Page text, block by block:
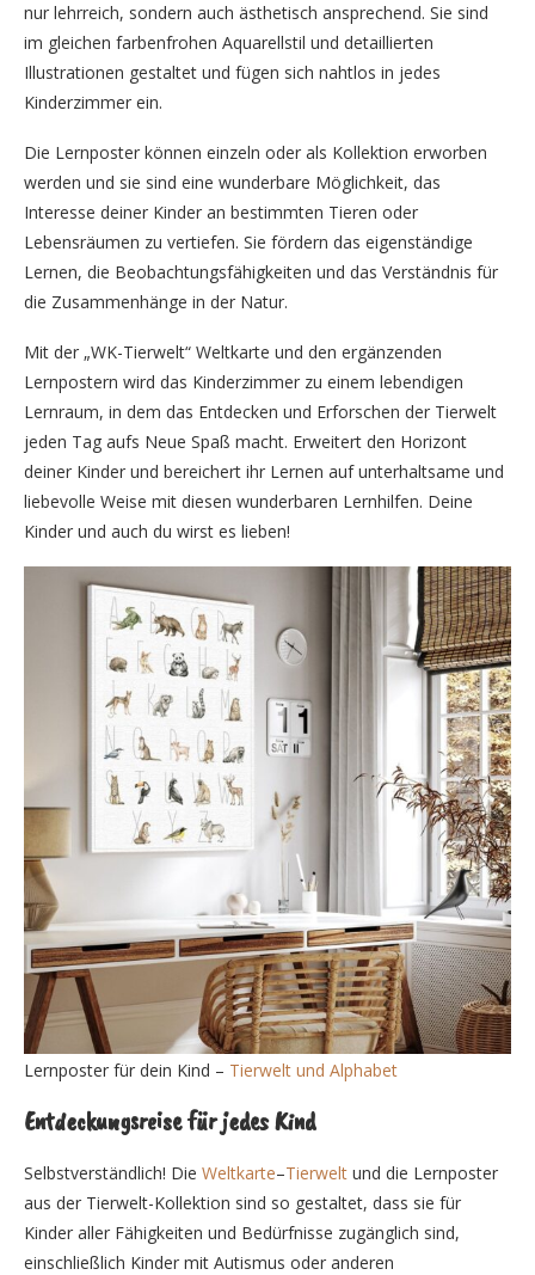
nur lehrreich, sondern auch ästhetisch ansprechend. Sie sind
im gleichen farbenfrohen Aquarellstil und detaillierten
Illustrationen gestaltet und fügen sich nahtlos in jedes
Kinderzimmer ein.
Die Lernposter können einzeln oder als Kollektion erworben
werden und sie sind eine wunderbare Möglichkeit, das
Interesse deiner Kinder an bestimmten Tieren oder
Lebensräumen zu vertiefen. Sie fördern das eigenständige
Lernen, die Beobachtungsfähigkeiten und das Verständnis für
die Zusammenhänge in der Natur.
Mit der „WK-Tierwelt“ Weltkarte und den ergänzenden
Lernpostern wird das Kinderzimmer zu einem lebendigen
Lernraum, in dem das Entdecken und Erforschen der Tierwelt
jeden Tag aufs Neue Spaß macht. Erweitert den Horizont
deiner Kinder und bereichert ihr Lernen auf unterhaltsame und
liebevolle Weise mit diesen wunderbaren Lernhilfen. Deine
Kinder und auch du wirst es lieben!
Lernposter für dein Kind – Tierwelt und Alphabet
Entdeckungsreise für jedes Kind
Selbstverständlich! Die Weltkarte–Tierwelt und die Lernposter
aus der Tierwelt-Kollektion sind so gestaltet, dass sie für
Kinder aller Fähigkeiten und Bedürfnisse zugänglich sind,
einschließlich Kinder mit Autismus oder anderen